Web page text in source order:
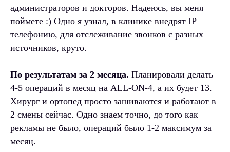
администраторов и докторов. Надеюсь, вы меня
поймете :) Одно я узнал, в клинике внедрят IP
телефонию, для отслеживание звонков с разных
источников, круто.
По результатам за 2 месяца. Планировали делать
4-5 операций в месяц на ALL-ON-4, а их будет 13.
Хирург и ортопед просто зашиваются и работают в
2 смены сейчас. Одно знаем точно, до того как
рекламы не было, операций было 1-2 максимум за
месяц.